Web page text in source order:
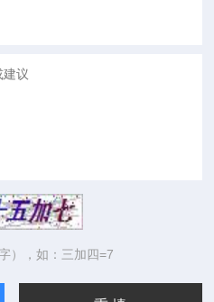
），如：三加四=7